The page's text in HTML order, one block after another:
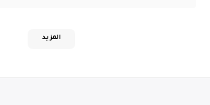
المزيد